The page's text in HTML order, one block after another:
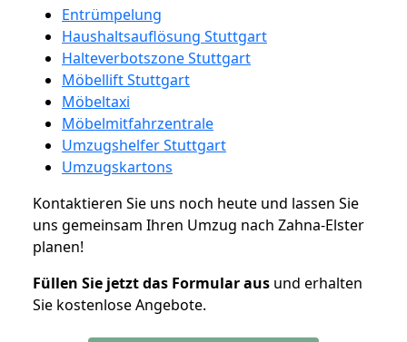
Entrümpelung
Haushaltsauflösung Stuttgart
Halteverbotszone Stuttgart
Möbellift Stuttgart
Möbeltaxi
Möbelmitfahrzentrale
Umzugshelfer Stuttgart
Umzugskartons
Kontaktieren Sie uns noch heute und lassen Sie
uns gemeinsam Ihren Umzug nach Zahna-Elster
planen!
Füllen Sie jetzt das Formular aus und erhalten
Sie kostenlose Angebote.